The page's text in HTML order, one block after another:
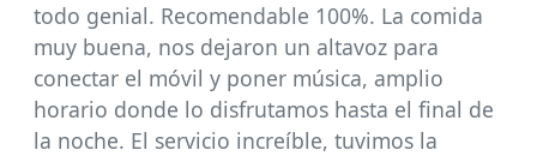
todo genial. Recomendable 100%. La comida
muy buena, nos dejaron un altavoz para
conectar el móvil y poner música, amplio
horario donde lo disfrutamos hasta el final de
la noche. El servicio increíble, tuvimos la